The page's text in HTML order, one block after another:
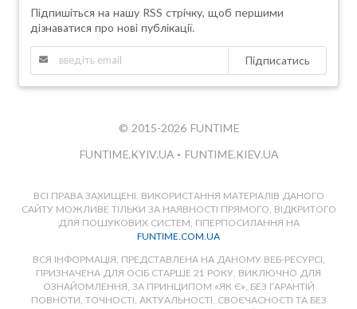
Підпишіться на нашу RSS стрічку, щоб першими
дізнаватися про нові публікації.
Підписатись
© 2015-2026 FUNTIME
FUNTIME.KYIV.UA • FUNTIME.KIEV.UA
ВСІ ПРАВА ЗАХИЩЕНІ. ВИКОРИСТАННЯ МАТЕРІАЛІВ ДАНОГО
САЙТУ МОЖЛИВЕ ТІЛЬКИ ЗА НАЯВНОСТІ ПРЯМОГО, ВІДКРИТОГО
ДЛЯ ПОШУКОВИХ СИСТЕМ, ГІПЕРПОСИЛАННЯ НА
FUNTIME.COM.UA
ВСЯ ІНФОРМАЦІЯ, ПРЕДСТАВЛЕНА НА ДАНОМУ ВЕБ-РЕСУРСІ,
ПРИЗНАЧЕНА ДЛЯ ОСІБ СТАРШЕ 21 РОКУ, ВИКЛЮЧНО ДЛЯ
ОЗНАЙОМЛЕННЯ, ЗА ПРИНЦИПОМ «ЯК Є», БЕЗ ГАРАНТІЙ
ПОВНОТИ, ТОЧНОСТІ, АКТУАЛЬНОСТІ, СВОЄЧАСНОСТІ ТА БЕЗ